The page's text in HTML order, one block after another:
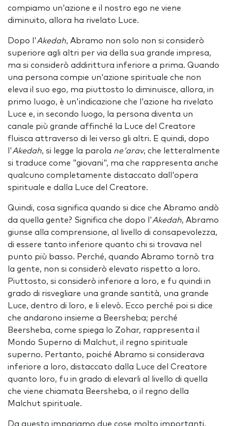
compiamo un'azione e il nostro ego ne viene
diminuito, allora ha rivelato Luce.
Dopo l'Akedah, Abramo non solo non si considerò
superiore agli altri per via della sua grande impresa,
ma si considerò addirittura inferiore a prima. Quando
una persona compie un'azione spirituale che non
eleva il suo ego, ma piuttosto lo diminuisce, allora, in
primo luogo, è un'indicazione che l'azione ha rivelato
Luce e, in secondo luogo, la persona diventa un
canale più grande affinché la Luce del Creatore
fluisca attraverso di lei verso gli altri. E quindi, dopo
l'Akedah, si legge la parola ne'arav, che letteralmente
si traduce come "giovani", ma che rappresenta anche
qualcuno completamente distaccato dall'opera
spirituale e dalla Luce del Creatore.
Quindi, cosa significa quando si dice che Abramo andò
da quella gente? Significa che dopo l'Akedah, Abramo
giunse alla comprensione, al livello di consapevolezza,
di essere tanto inferiore quanto chi si trovava nel
punto più basso. Perché, quando Abramo tornò tra
la gente, non si considerò elevato rispetto a loro.
Piuttosto, si considerò inferiore a loro, e fu quindi in
grado di risvegliare una grande santità, una grande
Luce, dentro di loro, e li elevò. Ecco perché poi si dice
che andarono insieme a Beersheba; perché
Beersheba, come spiega lo Zohar, rappresenta il
Mondo Superno di Malchut, il regno spirituale
superno. Pertanto, poiché Abramo si considerava
inferiore a loro, distaccato dalla Luce del Creatore
quanto loro, fu in grado di elevarli al livello di quella
che viene chiamata Beersheba, o il regno della
Malchut spirituale.
Da questo impariamo due cose molto importanti.